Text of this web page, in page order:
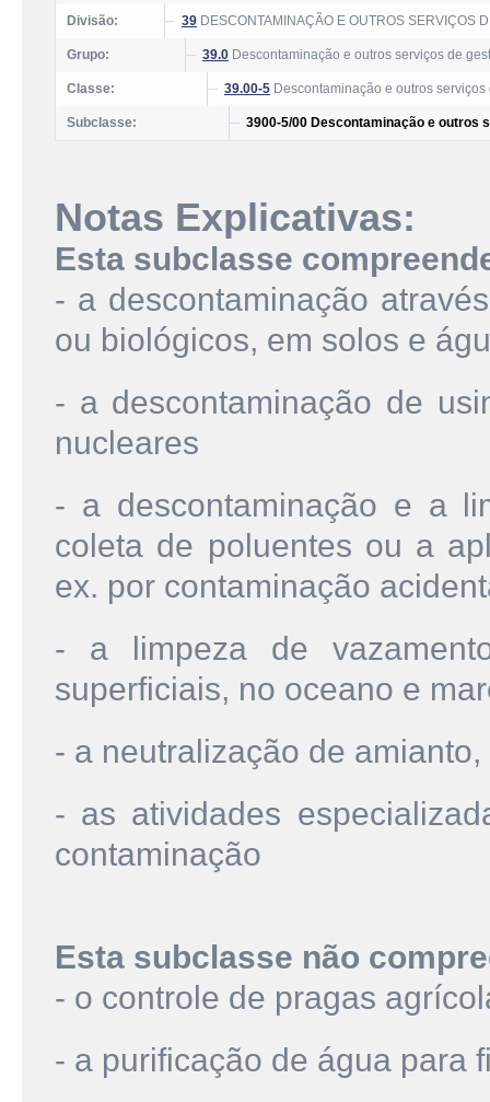
Divisão: 39 DESCONTAMINAÇÃO E OUTROS SERVIÇOS
Grupo: 39.0 Descontaminação e outros serviços de
Classe: 39.00-5 Descontaminação e outros
Subclasse: 3900-5/00 Descontaminação e outros
Notas Explicativas:
Esta subclasse
- a descontaminação
ou biológicos, em solos e
- a descontaminação de
nucleares
- a descontaminação e a
coleta de poluentes ou a
ex. por contaminação
- a limpeza de
superficiais, no oceano e
- a neutralização de
- as atividades
contaminação
Esta subclasse não
- o controle de pragas
- a purificação de água para